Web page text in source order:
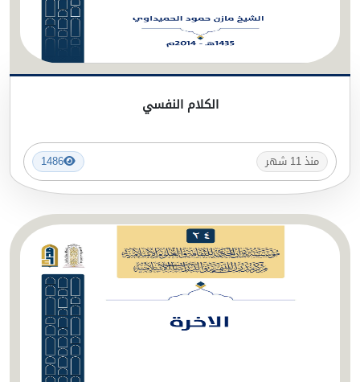
الكلام النفسي
منذ 11 شهر 1486